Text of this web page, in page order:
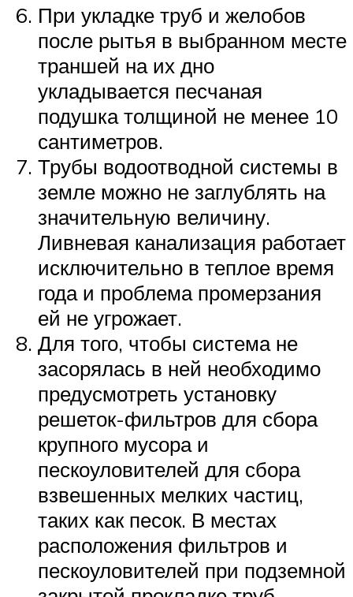
При укладке труб и желобов
после рытья в выбранном месте
траншей на их дно
укладывается песчаная
подушка толщиной не менее 10
сантиметров.
Трубы водоотводной системы в
земле можно не заглублять на
значительную величину.
Ливневая канализация работает
исключительно в теплое время
года и проблема промерзания
ей не угрожает.
Для того, чтобы система не
засорялась в ней необходимо
предусмотреть установку
решеток-фильтров для сбора
крупного мусора и
пескоуловителей для сбора
взвешенных мелких частиц,
таких как песок. В местах
расположения фильтров и
пескоуловителей при подземной